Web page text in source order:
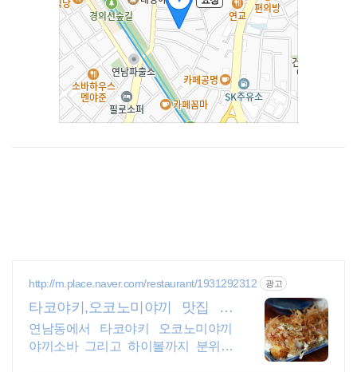
http://m.place.naver.com/restaurant/1931292312 광고
타코야키,오코노미야끼 맛집 연
남동 서울3대 타코야키맛집
연남동에서 타코야키 오코노미야끼
야끼소바 그리고 하이볼까지 분위기